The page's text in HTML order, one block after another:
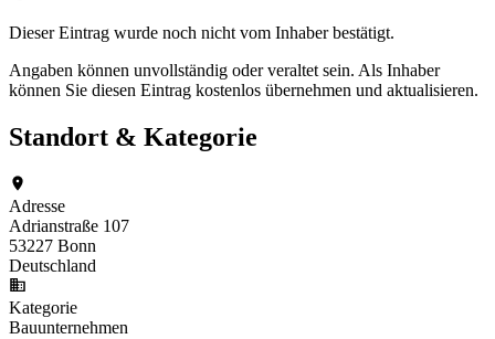
Dieser Eintrag wurde noch nicht vom Inhaber bestätigt.
Angaben können unvollständig oder veraltet sein. Als Inhaber
können Sie diesen Eintrag kostenlos übernehmen und aktualisieren.
Standort & Kategorie
Adresse
Adrianstraße 107
53227 Bonn
Deutschland
Kategorie
Bauunternehmen